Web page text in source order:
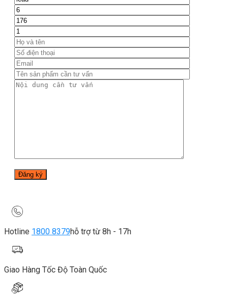
Hotline 1800 8379hỗ trợ từ 8h - 17h
Giao Hàng Tốc Độ Toàn Quốc